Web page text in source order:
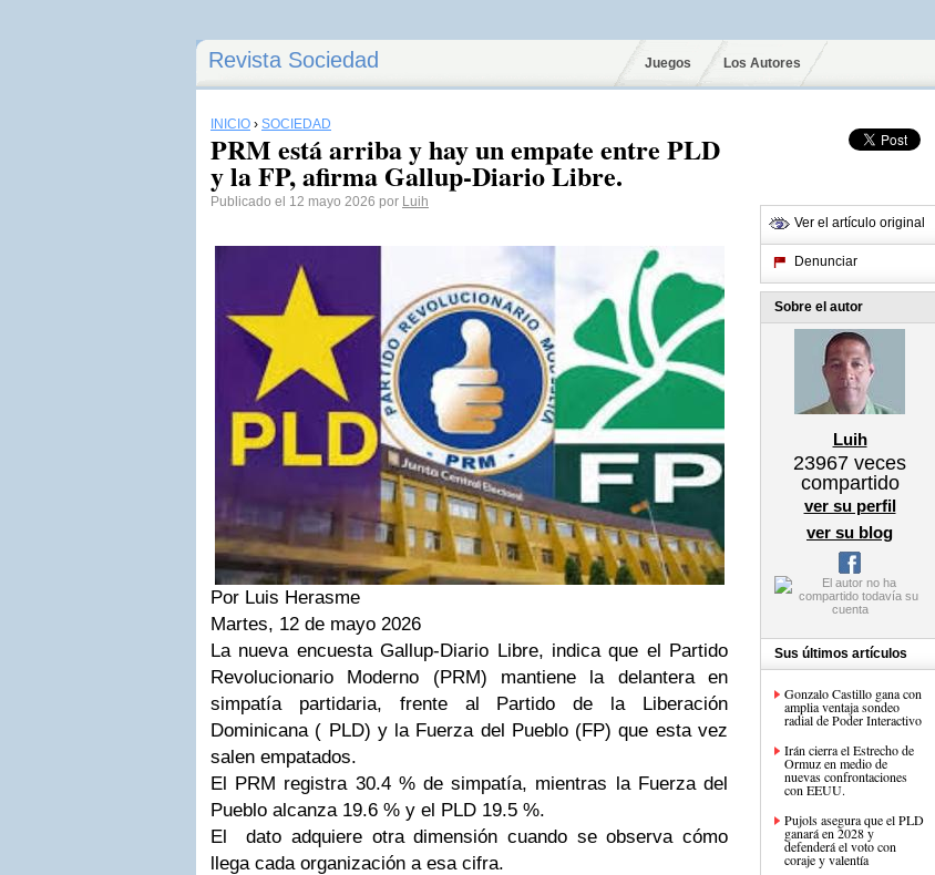
Revista Sociedad Juegos Los Autores
INICIO › SOCIEDAD
PRM está arriba y hay un empate entre PLD
y la FP, afirma Gallup-Diario Libre.
Publicado el 12 mayo 2026 por Luih
Por Luis Herasme
Martes, 12 de mayo 2026
La nueva encuesta Gallup-Diario Libre, indica que el Partido
Revolucionario Moderno (PRM) mantiene la delantera en
simpatía partidaria, frente al Partido de la Liberación
Dominicana ( PLD) y la Fuerza del Pueblo (FP) que esta vez
salen empatados.
El PRM registra 30.4 % de simpatía, mientras la Fuerza del
Pueblo alcanza 19.6 % y el PLD 19.5 %.
El dato adquiere otra dimensión cuando se observa cómo
llega cada organización a esa cifra.
Ver el artículo original
Denunciar
Sobre el autor
Luih
23967 veces
compartido
ver su perfil
ver su blog
Sus últimos artículos
Gonzalo Castillo gana con
amplia ventaja sondeo
radial de Poder Interactivo
Irán cierra el Estrecho de
Ormuz en medio de
nuevas confrontaciones
con EEUU.
Pujols asegura que el PLD
ganará en 2028 y
defenderá el voto con
coraje y valentía